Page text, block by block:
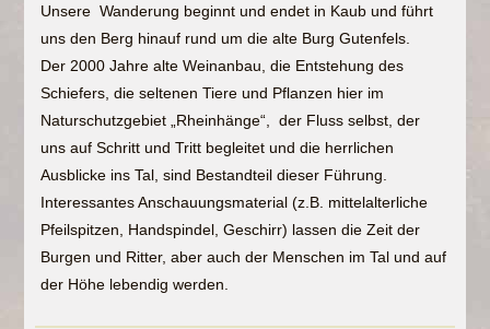
Unsere Wanderung beginnt und endet in Kaub und führt
uns den Berg hinauf rund um die alte Burg Gutenfels.
Der 2000 Jahre alte Weinanbau, die Entstehung des
Schiefers, die seltenen Tiere und Pflanzen hier im
Naturschutzgebiet „Rheinhänge“, der Fluss selbst, der
uns auf Schritt und Tritt begleitet und die herrlichen
Ausblicke ins Tal, sind Bestandteil dieser Führung.
Interessantes Anschauungsmaterial (z.B. mittelalterliche
Pfeilspitzen, Handspindel, Geschirr) lassen die Zeit der
Burgen und Ritter, aber auch der Menschen im Tal und auf
der Höhe lebendig werden.